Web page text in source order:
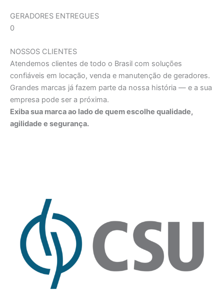
GERADORES ENTREGUES
0
NOSSOS CLIENTES
Atendemos clientes de todo o Brasil com soluções
confiáveis em locação, venda e manutenção de geradores.
Grandes marcas já fazem parte da nossa história — e a sua
empresa pode ser a próxima.
Exiba sua marca ao lado de quem escolhe qualidade,
agilidade e segurança.